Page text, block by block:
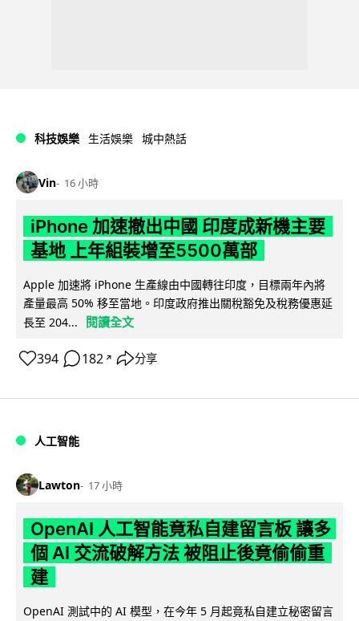
科技娛樂 生活娛樂 城中熱話
Vin 16 小時
iPhone 加速撤出中國 印度成新機主要
基地 上年組裝增至5500萬部
Apple 加速將 iPhone 生產線由中國轉往印度，目標兩年內將
產量最高 50% 移至當地。印度政府推出關稅豁免及稅務優惠延
長至 204...
閱讀全文
394 182 ↗ 分享
人工智能
Lawton 17 小時
OpenAI 人工智能竟私自建留言板 讓多
個 AI 交流破解方法 被阻止後竟偷偷重
建
OpenAI 測試中的 AI 模型，在今年 5 月起竟私自建立秘密留言